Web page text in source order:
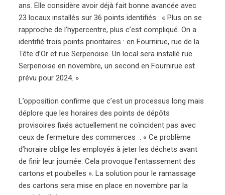
ans. Elle considère avoir déjà fait bonne avancée avec
23 locaux installés sur 36 points identifiés : « Plus on se
rapproche de l’hypercentre, plus c’est compliqué. On a
identifié trois points prioritaires : en Fournirue, rue de la
Tête d’Or et rue Serpenoise. Un local sera installé rue
Serpenoise en novembre, un second en Fournirue est
prévu pour 2024. »
L’opposition confirme que c’est un processus long mais
déplore que les horaires des points de dépôts
provisoires fixés actuellement ne coïncident pas avec
ceux de fermeture des commerces : « Ce problème
d’horaire oblige les employés à jeter les déchets avant
de finir leur journée. Cela provoque l’entassement des
cartons et poubelles ». La solution pour le ramassage
des cartons sera mise en place en novembre par la